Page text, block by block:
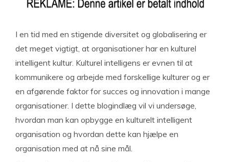
I en tid med en stigende diversitet og globalisering er
det meget vigtigt, at organisationer har en kulturel
intelligent kultur. Kulturel intelligens er evnen til at
kommunikere og arbejde med forskellige kulturer og er
en afgørende faktor for succes og innovation i mange
organisationer. I dette blogindlæg vil vi undersøge,
hvordan man kan opbygge en kulturelt intelligent
organisation og hvordan dette kan hjælpe en
organisation med at nå sine mål.